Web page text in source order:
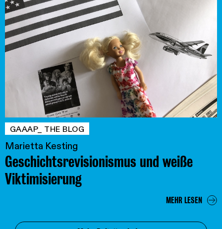
GAAAP_ THE BLOG
Marietta Kesting
Geschichtsrevisionismus und weiße
Viktimisierung
MEHR LESEN